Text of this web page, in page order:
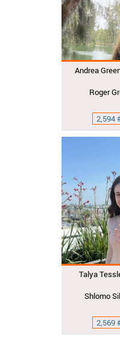
Andrea
Roger
Talya
Shlomo